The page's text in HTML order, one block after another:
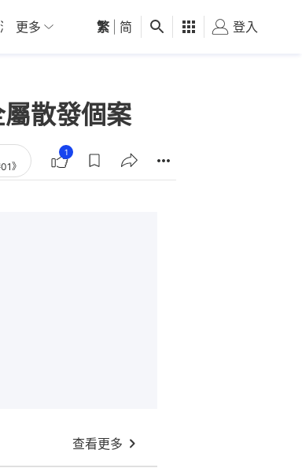
01深圳 觀點 健康 好食玩飛
更多 繁 简 登入
散發個案
》
1
查看更多